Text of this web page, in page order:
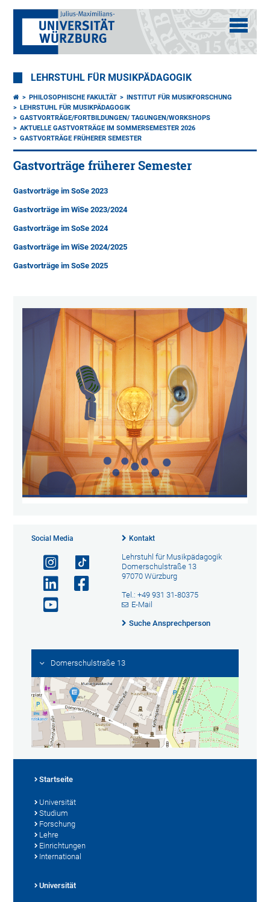
LEHRSTUHL FÜR MUSIKPÄDAGOGIK
PHILOSOPHISCHE FAKULTÄT
INSTITUT FÜR MUSIKFORSCHUNG
LEHRSTUHL FÜR MUSIKPÄDAGOGIK
GASTVORTRÄGE/FORTBILDUNGEN/ TAGUNGEN/WORKSHOPS
AKTUELLE GASTVORTRÄGE IM SOMMERSEMESTER 2026
GASTVORTRÄGE FRÜHERER SEMESTER
Gastvorträge früherer Semester
Gastvorträge im SoSe 2023
Gastvorträge im WiSe 2023/2024
Gastvorträge im SoSe 2024
Gastvorträge im WiSe 2024/2025
Gastvorträge im SoSe 2025
Social Media Kontakt
Lehrstuhl für Musikpädagogik
Domerschulstraße 13
97070 Würzburg
Tel.: +49 931 31-80375
E-Mail
Suche Ansprechperson
Domerschulstraße 13
Startseite
Universität
Studium
Forschung
Lehre
Einrichtungen
International
Universität